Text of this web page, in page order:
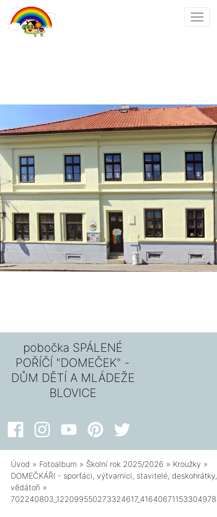
pobočka SPÁLENÉ
POŘÍČÍ "DOMEČEK" -
DŮM DĚTÍ A MLÁDEŽE
BLOVICE
Úvod » Fotoalbum » Školní rok 2025/2026 » Kroužky »
DOMEČKÁŘI - sporťáci, výtvarníci, stavitelé, deskohrátky,
vědátoři »